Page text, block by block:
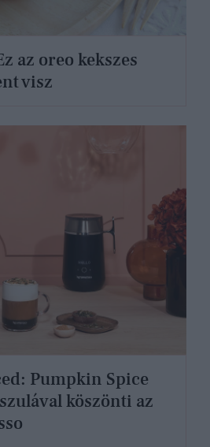
az oreo kekszes
visz
Pumpkin Spice
köszönti az